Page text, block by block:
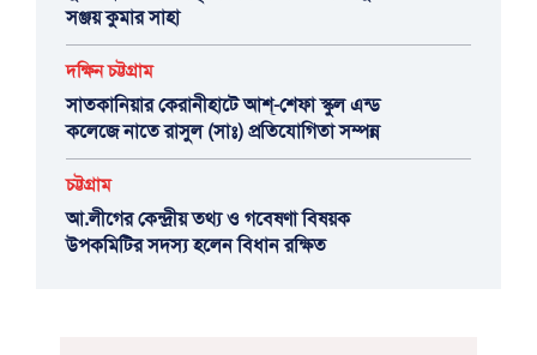
সঞ্জয় কুমার সাহা
দক্ষিন চট্টগ্রাম
সাতকানিয়ার কেরানীহাটে আশ্-শেফা স্কুল এন্ড
কলেজে নাতে রাসুল (সাঃ) প্রতিযোগিতা সম্পন্ন
চট্টগ্রাম
আ.লীগের কেন্দ্রীয় তথ্য ও গবেষণা বিষয়ক
উপকমিটির সদস্য হলেন বিধান রক্ষিত